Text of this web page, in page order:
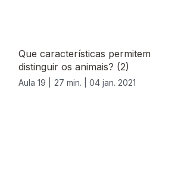
Que características permitem
distinguir os animais? (2)
Aula 19 | 27 min. | 04 jan. 2021